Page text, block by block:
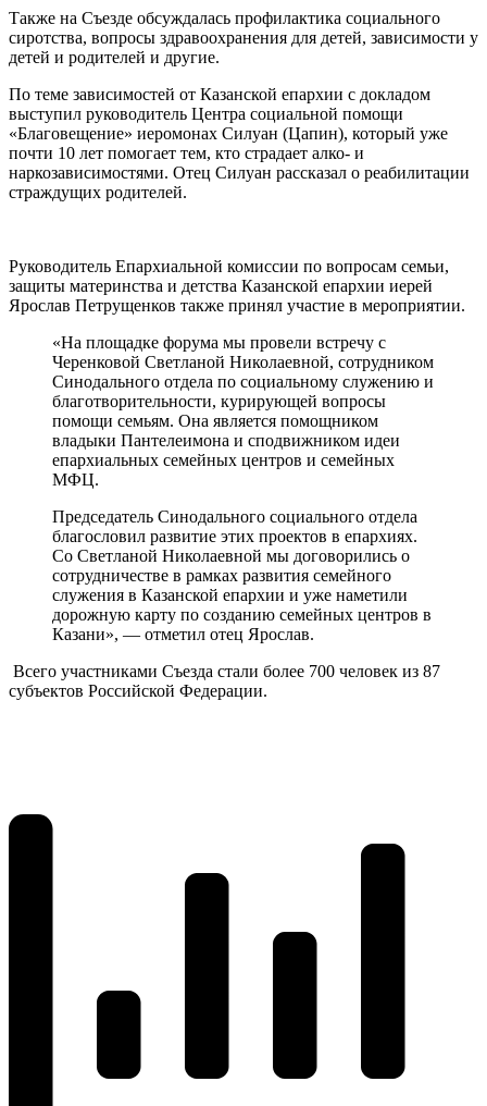
Также на Съезде обсуждалась профилактика социального
сиротства, вопросы здравоохранения для детей, зависимости у
детей и родителей и другие.
По теме зависимостей от Казанской епархии с докладом
выступил руководитель Центра социальной помощи
«Благовещение» иеромонах Силуан (Цапин), который уже
почти 10 лет помогает тем, кто страдает алко- и
наркозависимостями. Отец Силуан рассказал о реабилитации
страждущих родителей.
Руководитель Епархиальной комиссии по вопросам семьи,
защиты материнства и детства Казанской епархии иерей
Ярослав Петрущенков также принял участие в мероприятии.
«На площадке форума мы провели встречу с
Черенковой Светланой Николаевной, сотрудником
Синодального отдела по социальному служению и
благотворительности, курирующей вопросы
помощи семьям. Она является помощником
владыки Пантелеимона и сподвижником идеи
епархиальных семейных центров и семейных
МФЦ.
Председатель Синодального социального отдела
благословил развитие этих проектов в епархиях.
Со Светланой Николаевной мы договорились о
сотрудничестве в рамках развития семейного
служения в Казанской епархии и уже наметили
дорожную карту по созданию семейных центров в
Казани», — отметил отец Ярослав.
Всего участниками Съезда стали более 700 человек из 87
субъектов Российской Федерации.